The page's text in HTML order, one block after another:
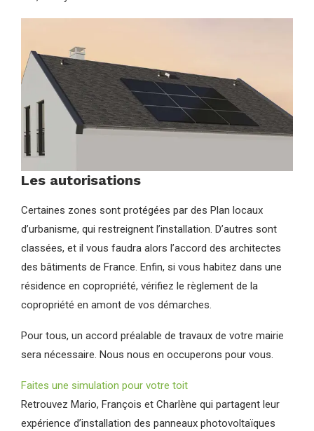
Les autorisations
Certaines zones sont protégées par des Plan locaux
d’urbanisme, qui restreignent l’installation. D’autres sont
classées, et il vous faudra alors l’accord des architectes
des bâtiments de France. Enfin, si vous habitez dans une
résidence en copropriété, vérifiez le règlement de la
copropriété en amont de vos démarches.
Pour tous, un accord préalable de travaux de votre mairie
sera nécessaire. Nous nous en occuperons pour vous.
Faites une simulation pour votre toit
Retrouvez Mario, François et Charlène qui partagent leur
expérience d’installation des panneaux photovoltaïques